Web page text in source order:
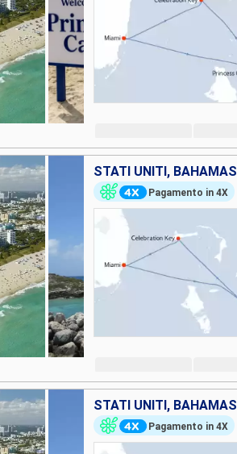
STATI UNITI, BAHAMAS
Pagamento in 4X
STATI UNITI, BAHAMAS
Pagamento in 4X